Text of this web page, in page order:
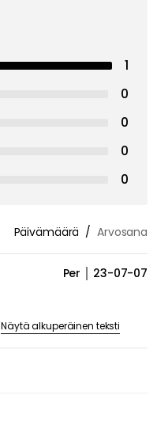
1
0
0
0
0
Päivämäärä Arvosana
Per 23-07-07
Näytä alkuperäinen teksti